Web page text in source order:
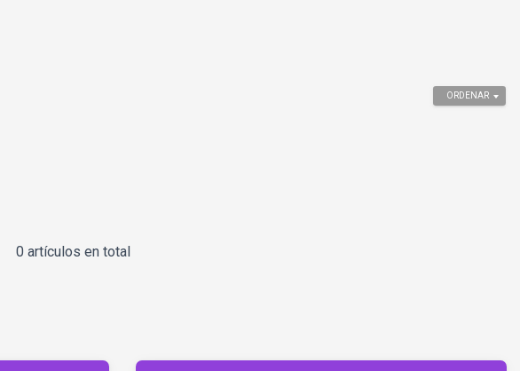
ORDENAR
0 artículos en total